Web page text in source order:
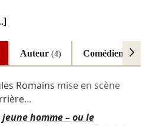
Auteur (4) Comédien (4)
Romains mise en scène
…
homme – ou le